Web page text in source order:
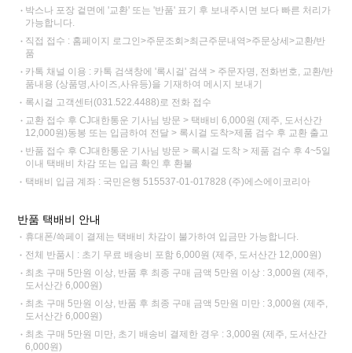
박스나 포장 겉면에 '교환' 또는 '반품' 표기 후 보내주시면 보다 빠른 처리가
가능합니다.
직접 접수 : 홈페이지 로그인>주문조회>최근주문내역>주문상세>교환/반
품
카톡 채널 이용 : 카톡 검색창에 '록시걸' 검색 > 주문자명, 전화번호, 교환/반
품내용 (상품명,사이즈,사유등)을 기재하여 메시지 보내기
록시걸 고객센터(031.522.4488)로 전화 접수
교환 접수 후 CJ대한통운 기사님 방문 > 택배비 6,000원 (제주, 도서산간
12,000원)동봉 또는 입금하여 전달 > 록시걸 도착>제품 검수 후 교환 출고
반품 접수 후 CJ대한통운 기사님 방문 > 록시걸 도착 > 제품 검수 후 4~5일
이내 택배비 차감 또는 입금 확인 후 환불
택배비 입금 계좌 : 국민은행 515537-01-017828 (주)에스에이코리아
반품 택배비 안내
휴대폰/쓱페이 결제는 택배비 차감이 불가하여 입금만 가능합니다.
전체 반품시 : 초기 무료 배송비 포함 6,000원 (제주, 도서산간 12,000원)
최초 구매 5만원 이상, 반품 후 최종 구매 금액 5만원 이상 : 3,000원 (제주,
도서산간 6,000원)
최초 구매 5만원 이상, 반품 후 최종 구매 금액 5만원 미만 : 3,000원 (제주,
도서산간 6,000원)
최초 구매 5만원 미만, 초기 배송비 결제한 경우 : 3,000원 (제주, 도서산간
6,000원)